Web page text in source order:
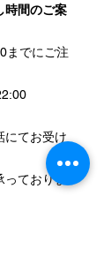
時間のご案
までにご注
にてお受け
ておりま